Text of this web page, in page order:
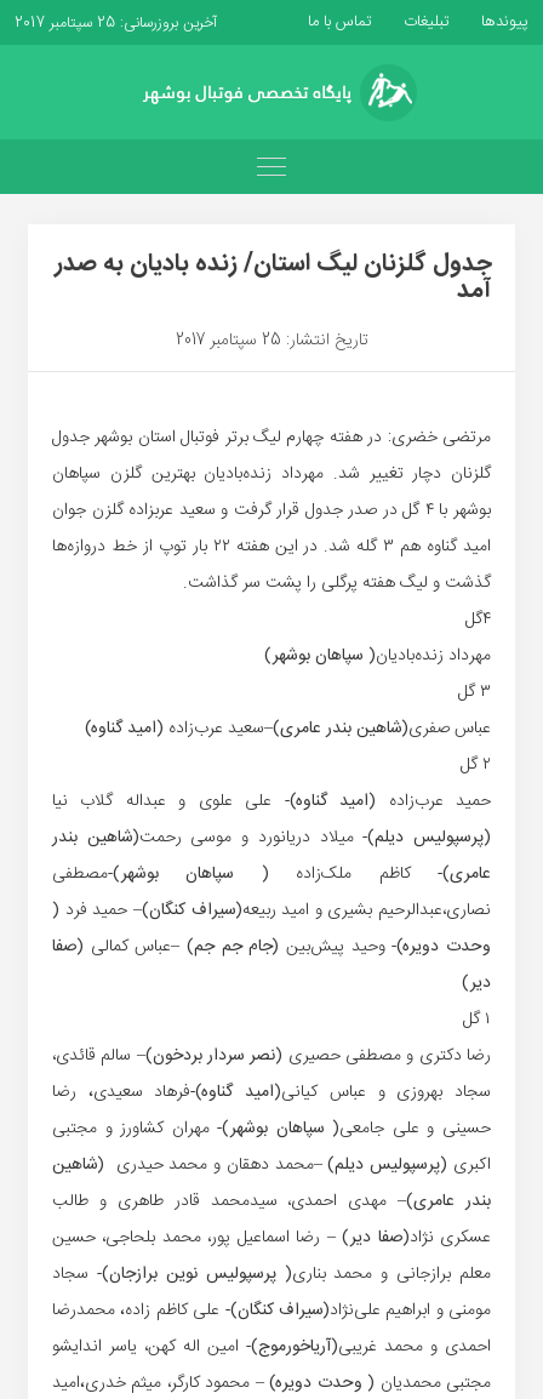
پیوندها تبلیغات تماس با ما آخرین بروزرسانی: 25 سپتامبر 2017
جدول گلزنان لیگ استان/ زنده بادیان به صدر
آمد
تاریخ انتشار: 25 سپتامبر 2017
مرتضی خضری: در هفته چهارم لیگ برتر فوتبال استان بوشهر جدول
گلزنان دچار تغییر شد. مهرداد زنده‌بادیان بهترین گلزن سپاهان
بوشهر با ۴ گل در صدر جدول قرار گرفت و سعید عربزاده گلزن جوان
امید گناوه هم ۳ گله شد. در این هفته ۲۲ بار توپ از خط دروازه‌ها
گذشت و لیگ هفته پرگلی را پشت سر گذاشت.
۴گل
مهرداد زنده‌بادیان( سپاهان بوشهر)
۳ گل
عباس صفری(شاهین بندر عامری)–سعید عرب‌زاده (امید گناوه)
۲ گل
حمید عرب‌زاده (امید گناوه)- علی علوی و عبداله گلاب نیا
(پرسپولیس دیلم)-میلاد دریانورد و موسی رحمت(شاهین بندر
عامری)-کاظم ملک‌زاده ( سپاهان بوشهر)-مصطفی
نصاری،عبدالرحیم بشیری و امید ربیعه(سیراف کنگان)– حمید فرد (
وحدت دویره)-وحید پیش‌بین (جام جم جم) –عباس کمالی (صفا
دیر)
۱ گل
رضا دکتری و مصطفی حصیری (نصر سردار بردخون)– سالم قائدی،
سجاد بهروزی و عباس کیانی(امید گناوه)-فرهاد سعیدی، رضا
حسینی و علی جامعی( سپاهان بوشهر)-مهران کشاورز و مجتبی
اکبری (پرسپولیس دیلم) –محمد دهقان و محمد حیدری (شاهین
بندر عامری)– مهدی احمدی، سیدمحمد قادر طاهری و طالب
عسکری نژاد(صفا دیر) – رضا اسماعیل پور، محمد بلحاجی، حسین
معلم برازجانی و محمد بناری( پرسپولیس نوین برازجان)- سجاد
مومنی و ابراهیم علی‌نژاد(سیراف کنگان)- علی کاظم زاده،محمدرضا
احمدی و محمد غریبی(آریاخورموج)- امین اله کهن، یاسر اندایشو
مجتبی محمدیان ( وحدت دویره) – محمود کارگر، میثم خدری،امید